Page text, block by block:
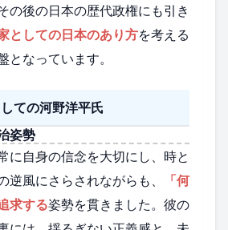
の後の日本の歴代政権にも引き
としての日本のあり方を考える
となっています。
ての河野洋平氏
姿勢
に自身の信念を大切にし、時と
逆風にさらされながらも、
「何
求する姿勢を貫きました。彼の